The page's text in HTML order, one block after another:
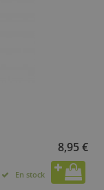
8,95 €
En stock